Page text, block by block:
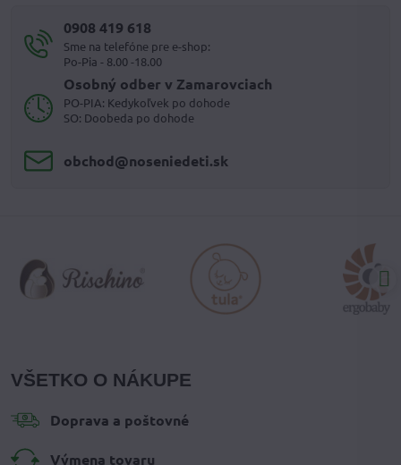
0908 419 618
Sme na telefóne pre e-shop:
Po-Pia - 8.00 -18.00
Osobný odber v Zamarovciach
PO-PIA: Kedykoľvek po dohode
SO: Doobeda po dohode
obchod​@noseniedeti​.sk
VŠETKO O NÁKUPE
Doprava a poštovné
Výmena tovaru